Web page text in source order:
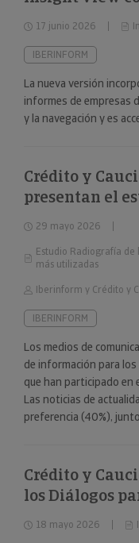
sobre 322
nuevas
funcionalidad
17 junio 2026
IBERINFORM
La nueva versión
informes de empresas
y la navegación y es
Crédito y
presentan el
fuentes de
utilizadas”
29 mayo 2026
Estudio Radiografía
más utilizadas
Iberinform y Crédito y
IBERINFORM
Los medios de
de información para
que han participado en
Las noticias de
preferencia (40%),
Crédito y
los Diálogos
18 mayo 2026